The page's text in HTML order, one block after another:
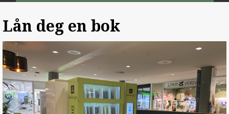
Lån deg en bok